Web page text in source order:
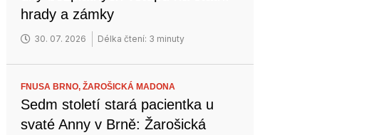
hrady a zámky
30. 07. 2026 Délka čtení: 3 minuty
FNUSA BRNO,ŽAROŠICKÁ MADONA
Sedm století stará pacientka u
svaté Anny v Brně: Žarošická